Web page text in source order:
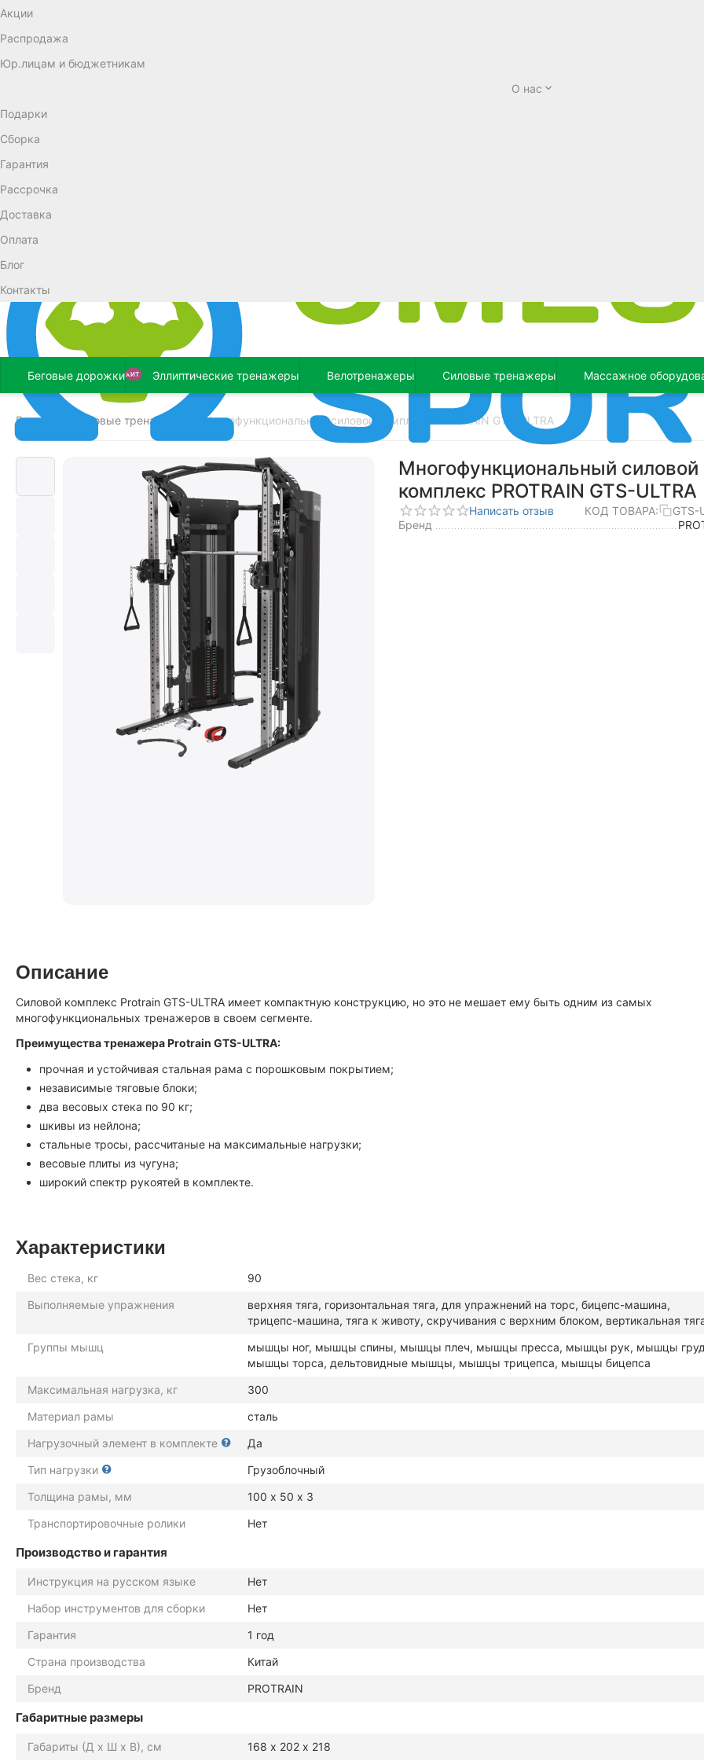
Акции
Распродажа
Юр.лицам и бюджетникам
О нас
Подарки
Сборка
Гарантия
Рассрочка
Доставка
Оплата
Блог
Контакты
Беговые дорожкиХИТ Эллиптические тренажеры Велотренажеры Силовые тренажеры Массажное
Главная Силовые тренажеры Многофункциональный силовой комплекс PROTRAIN GTS-ULTRA
Многофункциональный силовой
комплекс PROTRAIN GTS-ULTRA
Написать отзыв КОД ТОВАРА:
GTS-
Бренд
Описание
Силовой комплекс Protrain GTS-ULTRA имеет компактную конструкцию, но это не мешает ему быть одним из самых
многофункциональных тренажеров в своем сегменте.
Преимущества тренажера Protrain GTS-ULTRA:
прочная и устойчивая стальная рама с порошковым покрытием;
независимые тяговые блоки;
два весовых стека по 90 кг;
шкивы из нейлона;
стальные тросы, рассчитаные на максимальные нагрузки;
весовые плиты из чугуна;
широкий спектр рукоятей в комплекте.
Характеристики
Вес стека, кг
90
Выполняемые упражнения
верхняя тяга, горизонтальная тяга, для упражнений на торс, бицепс-машина,
трицепс-машина, тяга к животу, скручивания с верхним блоком, вертикальная
Группы мышц
мышцы ног, мышцы спины, мышцы плеч, мышцы пресса, мышцы рук, мышцы
мышцы торса, дельтовидные мышцы, мышцы трицепса, мышцы бицепса
Максимальная нагрузка, кг
300
Материал рамы
сталь
Нагрузочный элемент в комплекте
Да
Тип нагрузки
Грузоблочный
Толщина рамы, мм
100 х 50 х 3
Транспортировочные ролики
Нет
Производство и гарантия
Инструкция на русском языке
Нет
Набор инструментов для сборки
Нет
Гарантия
1 год
Страна производства
Китай
Бренд
PROTRAIN
Габаритные размеры
Габариты (Д х Ш х В), см 168 х 202 х 218